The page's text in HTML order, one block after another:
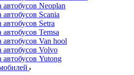
автобусов Neoplan
Scania
Setra
Temsa
автобусов Van hool
автобусов Volvo
автобусов Yutong